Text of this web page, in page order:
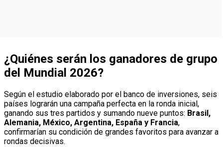
¿Quiénes serán los ganadores de grupo
del Mundial 2026?
Según el estudio elaborado por el banco de inversiones, seis
países lograrán una campaña perfecta en la ronda inicial,
ganando sus tres partidos y sumando nueve puntos: Brasil,
Alemania, México, Argentina, España y Francia,
confirmarían su condición de grandes favoritos para avanzar a
rondas decisivas.